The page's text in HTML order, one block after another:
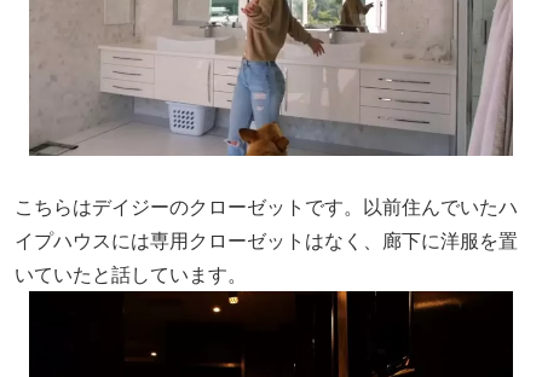
こちらはデイジーのクローゼットです。以前住んでいたハ
イプハウスには専用クローゼットはなく、廊下に洋服を置
いていたと話しています。